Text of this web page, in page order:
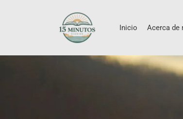
Inicio Acerca de